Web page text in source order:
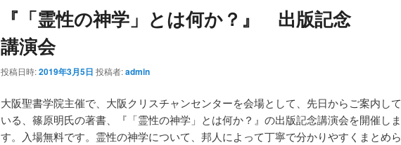
『「霊性の神学」とは何か？』 出版記念
講演会
投稿日時:2019年3月5日 投稿者:admin
大阪聖書学院主催で、大阪クリスチャンセンターを会場として、先日からご案内して
いる、篠原明氏の著書、『「霊性の神学」とは何か？』の出版記念講演会を開催しま
す。入場無料です。霊性の神学について、邦人によって丁寧で分かりやすくまとめら